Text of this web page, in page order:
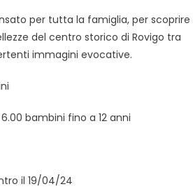
per tutta la famiglia, per scoprire
del centro storico di Rovigo tra
immagini evocative.
bambini fino a 12 anni
il 19/04/24